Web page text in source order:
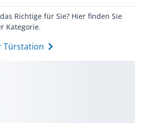
Richtige für Sie? Hier finden Sie
Kategorie.
Türstation